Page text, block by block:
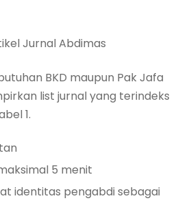
Jurnal Abdimas
BKD maupun Pak Jafa
list jurnal yang terindeks
1.
5 menit
identitas pengabdi sebagai